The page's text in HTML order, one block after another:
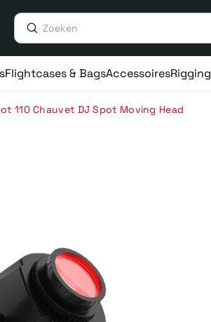
Flightcases & BagsAccessoiresRigging
110 Chauvet DJ Spot Moving Head